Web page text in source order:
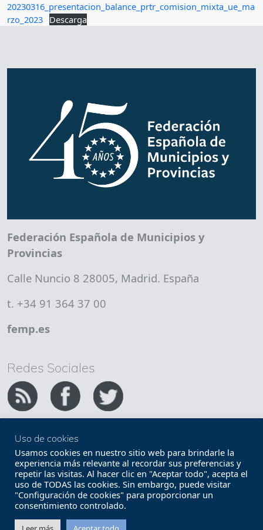
20230316_presentacion_balance_prtr_comision_mixta_ue_ma
rzo_2023 Descarga
Federación Española de Municipios y
Provincias
Calle Nuncio 8 28005, Madrid. España
t. +34 91 364 37 00
femp.es
Redes Sociales
Copyright FEMP
Accesibilidad
Términos legales
Política de privacidad
Términos y condiciones de uso
Uso de cookies
Usamos cookies en nuestro sitio web para brindarle la
experiencia más relevante al recordar sus preferencias y
repetir las visitas. Al hacer clic en "Aceptar todo", acepta el
uso de TODAS las cookies. Sin embargo, puede visitar
"Configuración de cookies" para proporcionar un
consentimiento controlado.